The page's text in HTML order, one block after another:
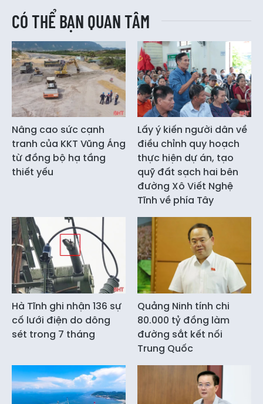
CÓ THỂ BẠN QUAN TÂM
Nâng cao sức cạnh
tranh của KKT Vũng Áng
từ đồng bộ hạ tầng
thiết yếu
Lấy ý kiến người dân về
điều chỉnh quy hoạch
thực hiện dự án, tạo
quỹ đất sạch hai bên
đường Xô Viết Nghệ
Tĩnh về phía Tây
Hà Tĩnh ghi nhận 136 sự
cố lưới điện do dông
sét trong 7 tháng
Quảng Ninh tính chi
80.000 tỷ đồng làm
đường sắt kết nối
Trung Quốc